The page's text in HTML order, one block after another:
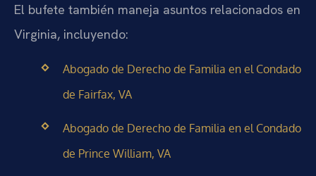
El bufete también maneja asuntos relacionados en
Virginia, incluyendo:
Abogado de Derecho de Familia en el Condado
de Fairfax, VA
Abogado de Derecho de Familia en el Condado
de Prince William, VA